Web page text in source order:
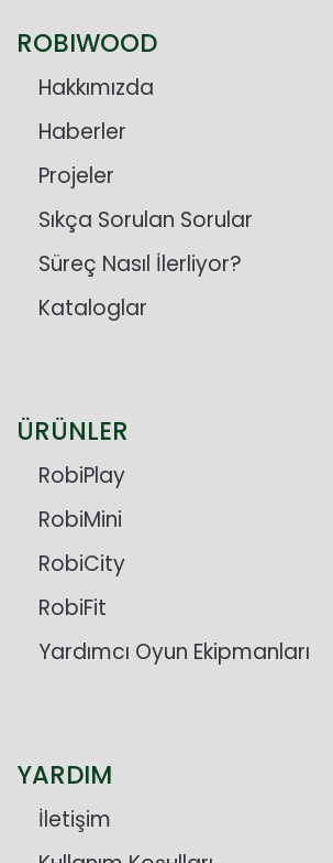
ROBIWOOD
Hakkımızda
Haberler
Projeler
Sıkça Sorulan Sorular
Süreç Nasıl İlerliyor?
Kataloglar
ÜRÜNLER
RobiPlay
RobiMini
RobiCity
RobiFit
Yardımcı Oyun Ekipmanları
YARDIM
İletişim